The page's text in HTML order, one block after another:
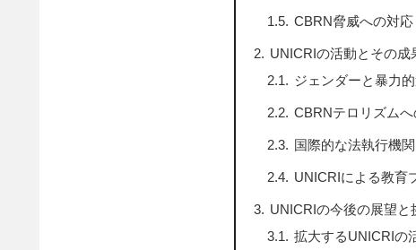
CBRN脅威への対応
UNICRIの活動とその成
ジェンダーと暴力
CBRNテロリズム
国際的な法執行機
UNICRIによる教育
UNICRIの今後の展望と
拡大するUNICRIの